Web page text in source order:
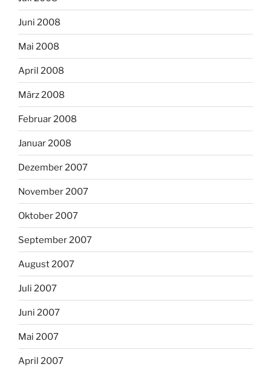
Juni 2008
Mai 2008
April 2008
März 2008
Februar 2008
Januar 2008
Dezember 2007
November 2007
Oktober 2007
September 2007
August 2007
Juli 2007
Juni 2007
Mai 2007
April 2007